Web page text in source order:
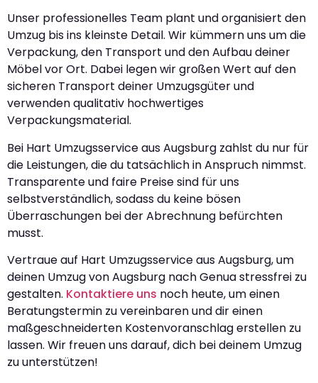
Unser professionelles Team plant und organisiert den
Umzug bis ins kleinste Detail. Wir kümmern uns um die
Verpackung, den Transport und den Aufbau deiner
Möbel vor Ort. Dabei legen wir großen Wert auf den
sicheren Transport deiner Umzugsgüter und
verwenden qualitativ hochwertiges
Verpackungsmaterial.
Bei Hart Umzugsservice aus Augsburg zahlst du nur für
die Leistungen, die du tatsächlich in Anspruch nimmst.
Transparente und faire Preise sind für uns
selbstverständlich, sodass du keine bösen
Überraschungen bei der Abrechnung befürchten
musst.
Vertraue auf Hart Umzugsservice aus Augsburg, um
deinen Umzug von Augsburg nach Genua stressfrei zu
gestalten. Kontaktiere uns noch heute, um einen
Beratungstermin zu vereinbaren und dir einen
maßgeschneiderten Kostenvoranschlag erstellen zu
lassen. Wir freuen uns darauf, dich bei deinem Umzug
zu unterstützen!